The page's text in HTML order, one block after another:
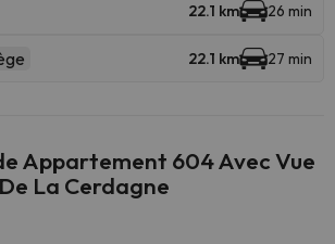
22.1 km 26 min
22.1 km 27 min
Appartement 604 Avec Vue
La Cerdagne